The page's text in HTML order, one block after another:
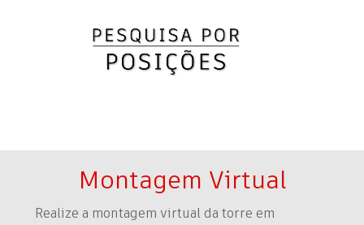
Montagem Virtual
Realize a montagem virtual da torre em